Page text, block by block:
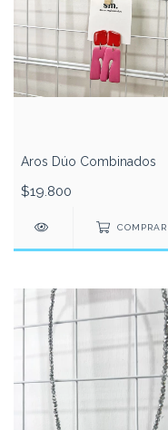
Aros Dúo Combinados
$19.800
COMPRAR